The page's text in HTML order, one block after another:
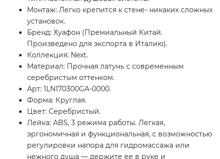
Монтаж: Легко крепится к стене- никаких сложных
установок.
Бренд: Хуафон (Премиальный Китай.
Произведено для экспорта в Италию).
Коллекция: Next.
Материал: Прочная латунь с современным
серебристым оттенком.
Арт: 1LN170300GA-0000.
Форма: Круглая.
Цвет: Серебристый.
Лейка: ABS, 3 режима работы. Легкая,
эргономичная и функциональная, с возможностью
регулировки напора для гидромассажа или
нежного душа — держите ее в руке и